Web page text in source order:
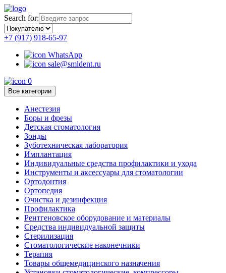
Search for:
+7 (917) 918-65-97
WhatsApp
sale@smldent.ru
0
Все категории
Анестезия
Боры и фрезы
Детская стоматология
Зонды
Зуботехническая лаборатория
Имплантация
Индивидуальные средства профилактики и ухода
Инструменты и аксессуары для стоматологии
Ортодонтия
Ортопедия
Очистка и дезинфекция
Профилактика
Рентгеновское оборудование и материалы
Средства индивидуальной защиты
Стерилизация
Стоматологические наконечники
Терапия
Товары общемедицинского назначения